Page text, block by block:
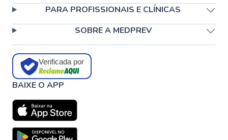
PARA PROFISSIONAIS E CLÍNICAS
SOBRE A MEDPREV
Verificada por
BAIXE O APP